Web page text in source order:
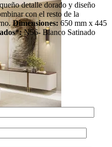
detalle dorado y diseño
con el resto de la
Dimensiones: 650 mm x 445
*:N56- Blanco Satinado